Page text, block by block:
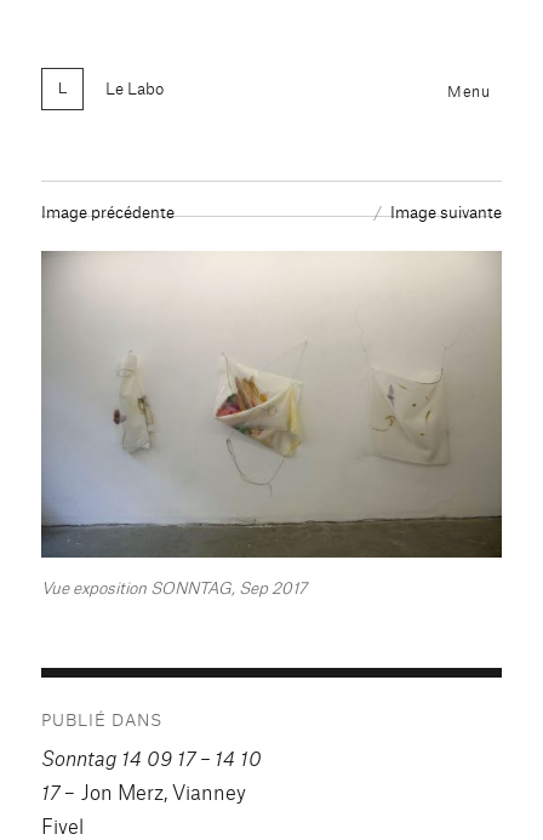
Le Labo Menu
Image précédente Image suivante
Vue exposition SONNTAG, Sep 2017
de
l’article
PUBLIÉ DANS
Sonntag 14 09 17 – 14 10
17– Jon Merz, Vianney
Fivel